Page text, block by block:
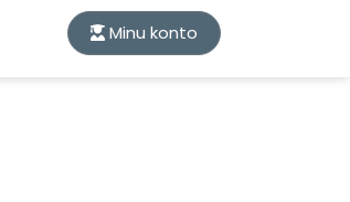
Minu konto